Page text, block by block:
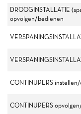
DROOGINSTALLATIE
opvolgen/bedienen
CONTINUPERS
CONTINUPERS